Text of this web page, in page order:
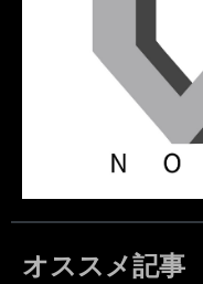
オススメ記事